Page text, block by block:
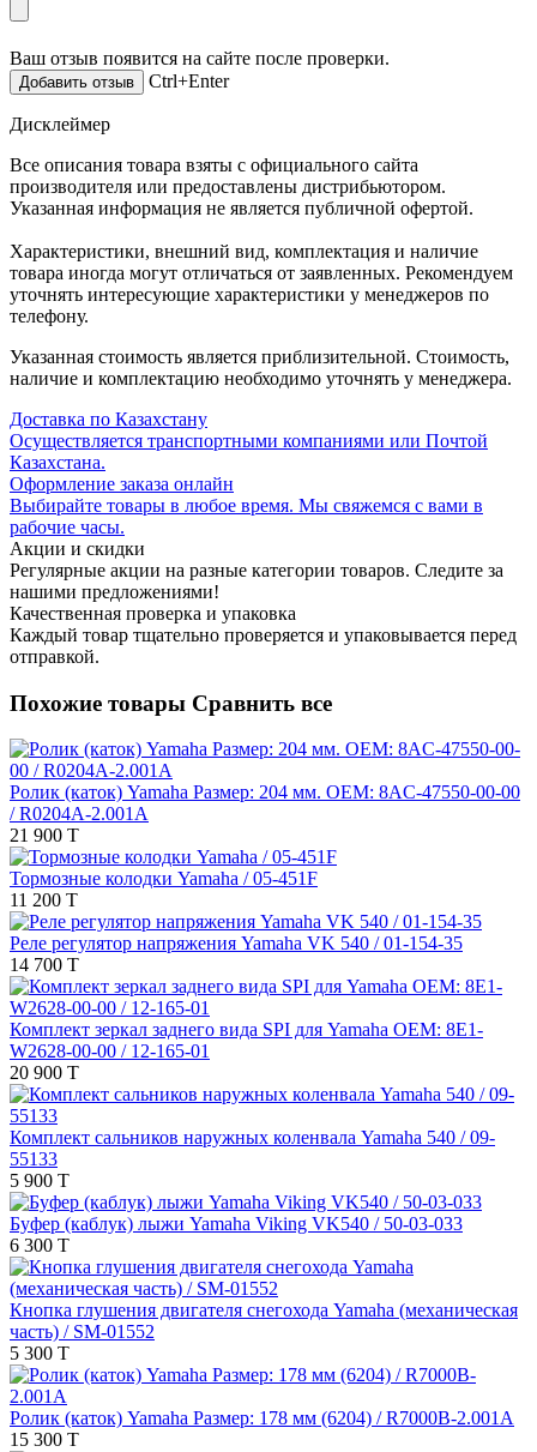
Ваш отзыв появится на сайте после проверки.
Ctrl+Enter
Дисклеймер
Все описания товара взяты с официального сайта
производителя или предоставлены дистрибьютором.
Указанная информация не является публичной офертой.
Характеристики, внешний вид, комплектация и наличие
товара иногда могут отличаться от заявленных. Рекомендуем
уточнять интересующие характеристики у менеджеров по
телефону.
Указанная стоимость является приблизительной. Стоимость,
наличие и комплектацию необходимо уточнять у менеджера.
Доставка по Казахстану
Осуществляется транспортными компаниями или Почтой
Казахстана.
Оформление заказа онлайн
Выбирайте товары в любое время. Мы свяжемся с вами в
рабочие часы.
Акции и скидки
Регулярные акции на разные категории товаров. Следите за
нашими предложениями!
Качественная проверка и упаковка
Каждый товар тщательно проверяется и упаковывается перед
отправкой.
Похожие товары Сравнить все
Ролик (каток) Yamaha Размер: 204 мм. OEM: 8AC-47550-00-00
/ R0204A-2.001A
21 900 T
Тормозные колодки Yamaha / 05-451F
11 200 T
Реле регулятор напряжения Yamaha VK 540 / 01-154-35
14 700 T
Комплект зеркал заднего вида SPI для Yamaha OEM: 8E1-
W2628-00-00 / 12-165-01
20 900 T
Комплект сальников наружных коленвала Yamaha 540 / 09-
55133
5 900 T
Буфер (каблук) лыжи Yamaha Viking VK540 / 50-03-033
6 300 T
Кнопка глушения двигателя снегохода Yamaha (механическая
часть) / SM-01552
5 300 T
Ролик (каток) Yamaha Размер: 178 мм (6204) / R7000B-2.001A
15 300 T